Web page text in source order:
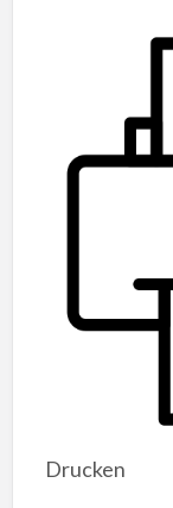
Drucken